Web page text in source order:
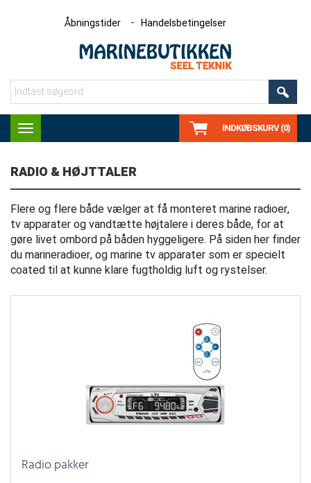
Åbningstider Handelsbetingelser
Toggle
navigation
INDKØBSKURV (0)
RADIO & HØJTTALER
Flere og flere både vælger at få monteret marine radioer,
tv apparater og vandtætte højtalere i deres både, for at
gøre livet ombord på båden hyggeligere. På siden her finder
du marineradioer, og marine tv apparater som er specielt
coated til at kunne klare fugtholdig luft og rystelser.
Radio pakker